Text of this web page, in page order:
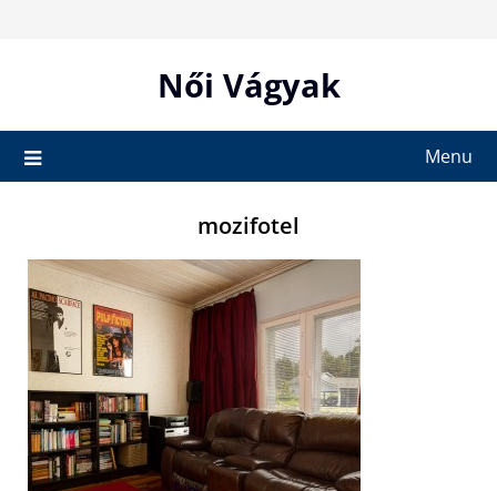
Női Vágyak
Menu
mozifotel